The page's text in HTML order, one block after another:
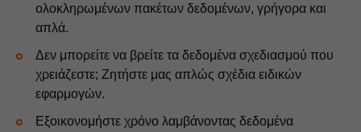
ολοκληρωμένων πακέτων δεδομένων, γρήγορα και
απλά.
Δεν μπορείτε να βρείτε τα δεδομένα σχεδιασμού που
χρειάζεστε; Ζητήστε μας απλώς σχέδια ειδικών
εφαρμογών.
Εξοικονομήστε χρόνο λαμβάνοντας δεδομένα